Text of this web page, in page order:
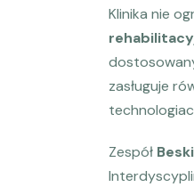
Klinika nie
zasługuje
Zespół